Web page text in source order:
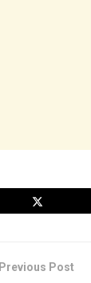
Previous Post